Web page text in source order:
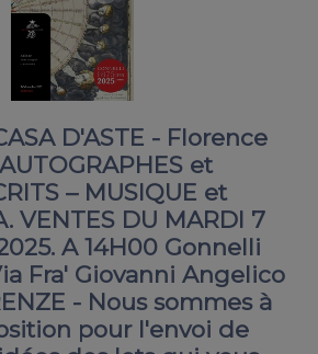
D'ASTE - Florence
et
– MUSIQUE et
VENTES DU MARDI 7
A 14H00 Gonnelli
Fra' Giovanni Angelico
- Nous sommes à
pour l'envoi de